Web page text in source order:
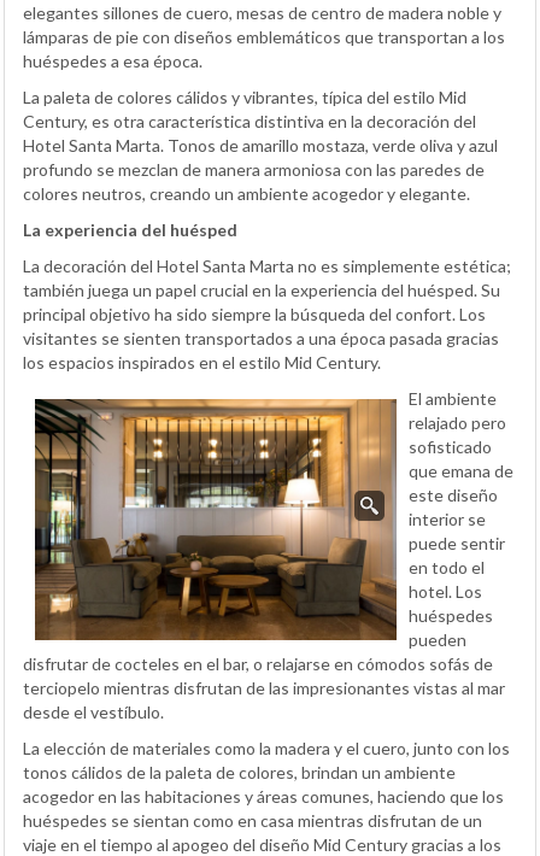
elegantes sillones de cuero, mesas de centro de madera noble y
lámparas de pie con diseños emblemáticos que transportan a los
huéspedes a esa época.
La paleta de colores cálidos y vibrantes, típica del estilo Mid
Century, es otra característica distintiva en la decoración del
Hotel Santa Marta. Tonos de amarillo mostaza, verde oliva y azul
profundo se mezclan de manera armoniosa con las paredes de
colores neutros, creando un ambiente acogedor y elegante.
La experiencia del huésped
La decoración del Hotel Santa Marta no es simplemente estética;
también juega un papel crucial en la experiencia del huésped. Su
principal objetivo ha sido siempre la búsqueda del confort. Los
visitantes se sienten transportados a una época pasada gracias
los espacios inspirados en el estilo Mid Century.
El ambiente
relajado pero
sofisticado
que emana de
este diseño
interior se
puede sentir
en todo el
hotel. Los
huéspedes
pueden
disfrutar de cocteles en el bar, o relajarse en cómodos sofás de
terciopelo mientras disfrutan de las impresionantes vistas al mar
desde el vestíbulo.
La elección de materiales como la madera y el cuero, junto con los
tonos cálidos de la paleta de colores, brindan un ambiente
acogedor en las habitaciones y áreas comunes, haciendo que los
huéspedes se sientan como en casa mientras disfrutan de un
viaje en el tiempo al apogeo del diseño Mid Century gracias a los